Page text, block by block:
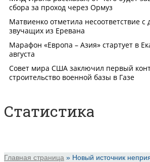
Статистика
Главная страница » Новый источник